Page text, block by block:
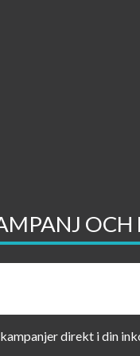
OCH
direkt i din